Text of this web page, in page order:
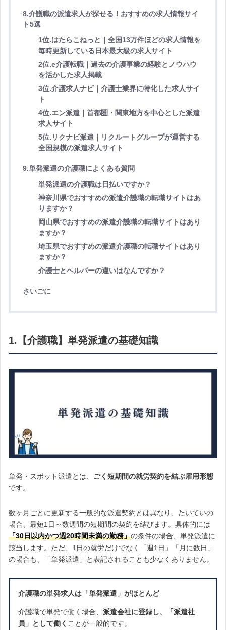
8.介護職の派遣求人が探せる！おすすめの求人情報サイ
ト5選
1位.はたらこねっと｜全国13万件ほどの求人情報を
毎時更新している日本最大級の求人サイト
2位.e介護転職｜過去の介護事業の経験とノウハウ
を活かした求人掲載
3位.介護求人ナビ｜介護士業界に特化した求人サイ
ト
4位.エン派遣｜首都圏・関東地方を中心とした派遣
求人サイト
5位.リクナビ派遣｜リクルートグループが運営する
全国規模の派遣求人サイト
9.単発派遣の介護職によくある質問
単発派遣の介護職は日払いですか？
神奈川県でおすすめの派遣介護職の転職サイトはあ
りますか？
岡山県でおすすめの派遣介護職の転職サイトはあり
ますか？
埼玉県でおすすめの派遣介護職の転職サイトはあり
ますか？
介護士とヘルパーの違いはなんですか？
さいごに
1.【介護職】単発派遣の基礎知識
単発・スポット派遣とは、 ごく短期間の就労契約を結ぶ雇用形態
です。
数ヶ月ごとに更新する一般的な派遣契約とは異なり、たいていの
場合、最短1日～数週間の短期間の契約を結びます。具体的には
「30日以内かつ週20時間未満の勤務」の条件の場合、単発派遣に
該当します。ただ、1日の就労だけでなく「週1日」「月に数日」
の場合も、「単発派遣」と表記されることも少なくありません。
介護職の単発求人は「単発派遣」がほとんど
介護職で単発で働く場合、 派遣会社に登録し、「派遣社
員」として働く ことが一般的です。